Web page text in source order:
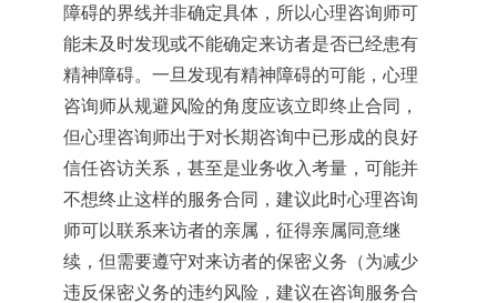
障碍的界线并非确定具体，所以心理咨询师可
能未及时发现或不能确定来访者是否已经患有
精神障碍。一旦发现有精神障碍的可能，心理
咨询师从规避风险的角度应该立即终止合同，
但心理咨询师出于对长期咨询中已形成的良好
信任咨访关系，甚至是业务收入考量，可能并
不想终止这样的服务合同，建议此时心理咨询
师可以联系来访者的亲属，征得亲属同意继
续，但需要遵守对来访者的保密义务（为减少
违反保密义务的违约风险，建议在咨询服务合